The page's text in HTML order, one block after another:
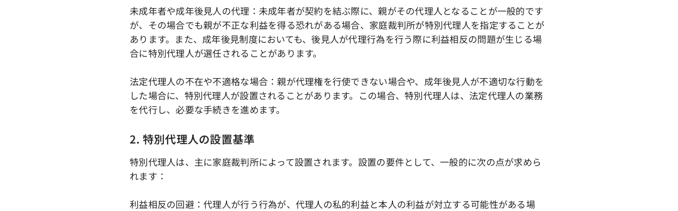
未成年者や成年後見人の代理：未成年者が契約を結ぶ際に、親がその代理人となることが一般的です
が、その場合でも親が不正な利益を得る恐れがある場合、家庭裁判所が特別代理人を指定することが
あります。また、成年後見制度においても、後見人が代理行為を行う際に利益相反の問題が生じる場
合に特別代理人が選任されることがあります。
法定代理人の不在や不適格な場合：親が代理権を行使できない場合や、成年後見人が不適切な行動を
した場合に、特別代理人が設置されることがあります。この場合、特別代理人は、法定代理人の業務
を代行し、必要な手続きを進めます。
2. 特別代理人の設置基準
特別代理人は、主に家庭裁判所によって設置されます。設置の要件として、一般的に次の点が求めら
れます：
利益相反の回避：代理人が行う行為が、代理人の私的利益と本人の利益が対立する可能性がある場